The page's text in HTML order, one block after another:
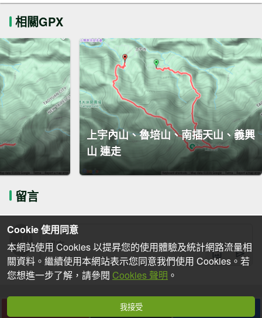
相關GPX
上宇內山、魯培山、南插天山、義興
山 連走
留言
下載
Cookie 使用同意
本網站使用 Cookies 以提昇您的使用體驗及統計網路流量相
關資料。繼續使用本網站表示您同意我們使用 Cookies。若
您想進一步了解，請參閱 Cookies 聲明 。
我接受